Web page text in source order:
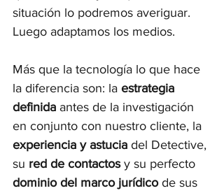
situación lo podremos averiguar.
Luego adaptamos los medios.
Más que la tecnología lo que hace
la diferencia son: la estrategia
definida antes de la investigación
en conjunto con nuestro cliente, la
experiencia y astucia del Detective,
su red de contactos y su perfecto
dominio del marco jurídico de sus